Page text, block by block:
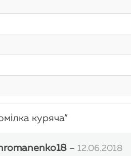
куряча”
– 12.06.2018